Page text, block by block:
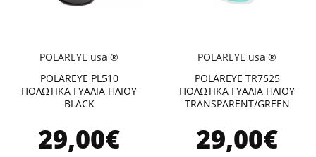
POLAREYE usa ®
POLAREYE PL510
ΠΟΛΩΤΙΚΑ ΓΥΑΛΙΑ ΗΛΙΟΥ
BLACK
29,00€
POLAREYE usa ®
POLAREYE TR7525
ΠΟΛΩΤΙΚΑ ΓΥΑΛΙΑ ΗΛΙΟΥ
TRANSPARENT/GREEN
29,00€